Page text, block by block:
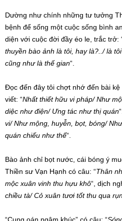
Dường như chính những tư tưởng
bệnh để sống một cuộc sống bình
diện với cuộc đời đầy éo le, trắc trở:
thuyền bào ảnh là tôi, hay là?../ là
cũng như là thế gian“.
Đọc đến đây tôi chợt nhớ đến bài kệ
viết: “Nhất thiết hữu vi pháp/ Như
diệc như điện/ Ưng tác như thị quán
vi/ Như mộng, huyễn, bọt, bóng/
quán chiếu như thế“.
Bào ảnh chỉ bọt nước, cái bóng ý
Thiền sư Vạn Hạnh có câu: “Thân
mộc xuân vinh thu hựu khô“, dịch
chiều tà/ Cỏ xuân tươi tốt thu qua